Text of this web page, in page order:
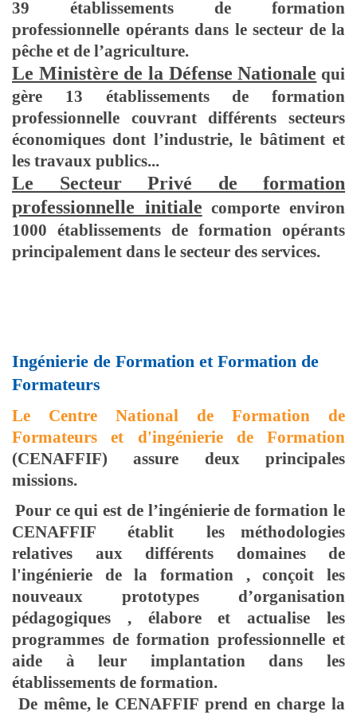
39 établissements de formation
professionnelle opérants dans le secteur de la
pêche et de l’agriculture.
Le Ministère de la Défense Nationale qui
gère 13 établissements de formation
professionnelle couvrant différents secteurs
économiques dont l’industrie, le bâtiment et
les travaux publics...
Le Secteur Privé de formation
professionnelle initiale comporte environ
1000 établissements de formation opérants
principalement dans le secteur des services.
Ingénierie de Formation et Formation de
Formateurs
Le Centre National de Formation de
Formateurs et d'ingénierie de Formation
(CENAFFIF) assure deux principales
missions.
Pour ce qui est de l’ingénierie de formation le
CENAFFIF établit les méthodologies
relatives aux différents domaines de
l'ingénierie de la formation , conçoit les
nouveaux prototypes d’organisation
pédagogiques , élabore et actualise les
programmes de formation professionnelle et
aide à leur implantation dans les
établissements de formation.
De même, le CENAFFIF prend en charge la